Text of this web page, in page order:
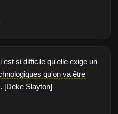
est si difficile qu'elle exige un
qu'on va être
[Deke Slayton]